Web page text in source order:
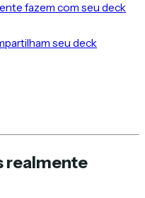
fazem com seu deck
seu deck
realmente